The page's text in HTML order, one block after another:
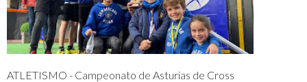
ATLETISMO - Campeonato de Asturias de Cross